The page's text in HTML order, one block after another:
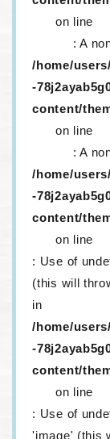
on line
: A
/home/
-
content/
on line
: A
/home/
-
content/
on line
: Use of
(this will
in
/home/
-
content/
on line
: Use of
'image' (this